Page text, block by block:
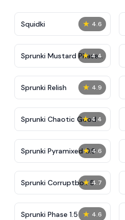
★ 4.6
Squidki
★ 4.4
Sprunki Mustard Phase
2
★ 4.9
Sprunki Relish
★ 4.4
Sprunki Chaotic Good
★ 4.6
Sprunki Pyramixed 0.9
★ 4.7
Sprunki Corruptbox 5
★ 4.6
Sprunki Phase 1.5